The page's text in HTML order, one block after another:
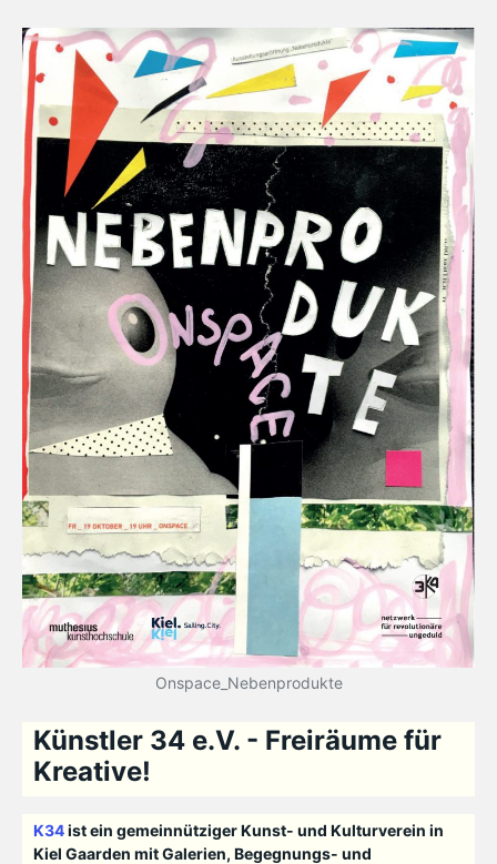
Onspace_Nebenprodukte
Künstler 34 e.V. - Freiräume für
Kreative!
K34ist ein gemeinnütziger Kunst- und Kulturverein in
Kiel Gaarden mit Galerien, Begegnungs- und